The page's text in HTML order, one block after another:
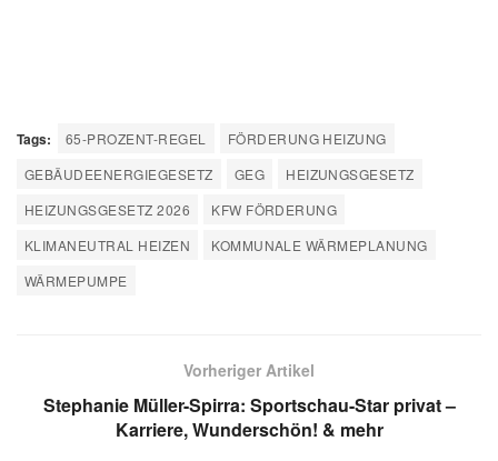
Tags: 65-PROZENT-REGEL
FÖRDERUNG HEIZUNG
GEBÄUDEENERGIEGESETZ
GEG
HEIZUNGSGESETZ
HEIZUNGSGESETZ 2026
KFW FÖRDERUNG
KLIMANEUTRAL HEIZEN
KOMMUNALE WÄRMEPLANUNG
WÄRMEPUMPE
Vorheriger Artikel
Stephanie Müller-Spirra: Sportschau-Star privat –
Karriere, Wunderschön! & mehr